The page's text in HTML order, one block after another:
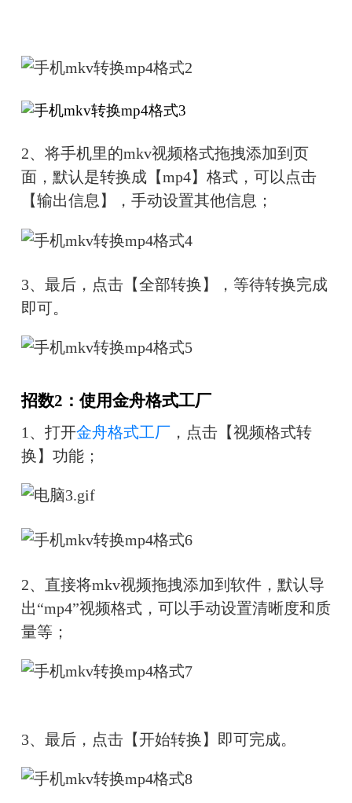
2、 将手机里的mkv视频格式拖拽添加到页
面，默认是转换成【mp4】格式，可以点击
【输出信息】，手动设置其他信息；
3、 最后，点击【全部转换】，等待转换完成
即可。
招数2：使用金舟格式工厂
1、打开金舟格式工厂，点击【视频格式转
换】功能；
2、 直接将mkv视频拖拽添加到软件，默认导
出“mp4”视频格式，可以手动设置清晰度和质
量等；
3、 最后，点击【开始转换】即可完成。